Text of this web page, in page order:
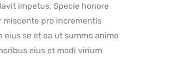
impetus. Specie honore
miscente pro incrementis
se et ea ut summo animo
eius et modi virium